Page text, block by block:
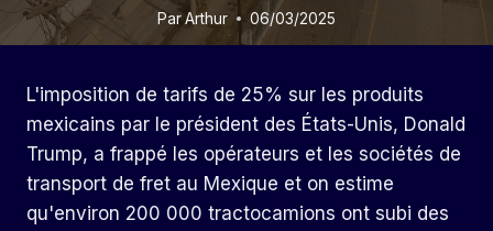
ParArthur 06/03/2025
L'imposition de tarifs de 25% sur les produits
mexicains par le président des États-Unis, Donald
Trump, a frappé les opérateurs et les sociétés de
transport de fret au Mexique et on estime
qu'environ 200 000 tractocamions ont subi des